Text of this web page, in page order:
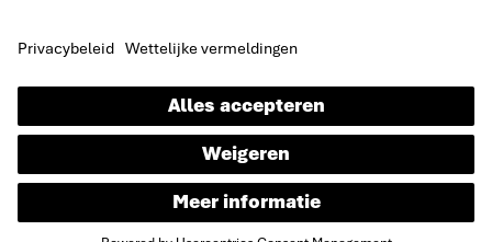
Concurrentievoorwaarden
Verklaring over toegankelijkheid